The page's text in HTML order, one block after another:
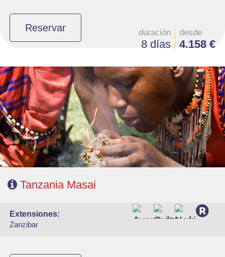
Reservar duración
8 días
desde
4.158 €
- Salidas: Martes
- Ruta: 1n Poblado Masai 1n Tarangire, 2n Serengeti, 2n Karatu.
- Régimen: Pensión completa
Tanzania Masai
extensiones:
Zanzibar